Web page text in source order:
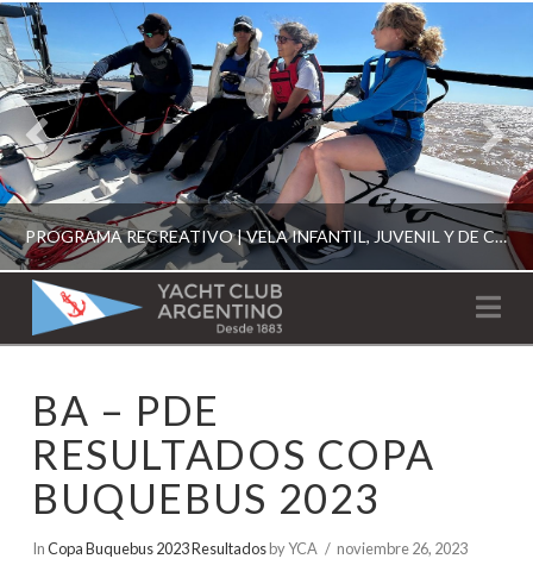
PROGRAMA RECREATIVO | VELA INFANTIL, JUVENIL Y DE CRUCERO 2026
ESCUELA RECREATIVA 2026
YACHT
CLUB
ARGENTINO
BA – PDE
RESULTADOS COPA
BUQUEBUS 2023
InCopa Buquebus 2023 Resultadosby YCA noviembre 26, 2023